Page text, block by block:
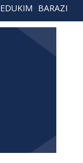
EDUKIM BARAZI